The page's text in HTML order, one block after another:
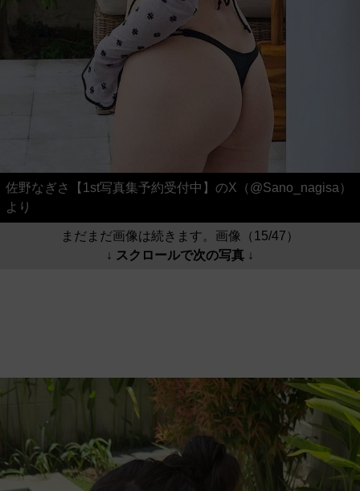
佐野なぎさ【1st写真集予約受付中】のX（@Sano_nagisa）
より
まだまだ画像は続きます。画像（15/47）
↓ スクロールで次の写真 ↓